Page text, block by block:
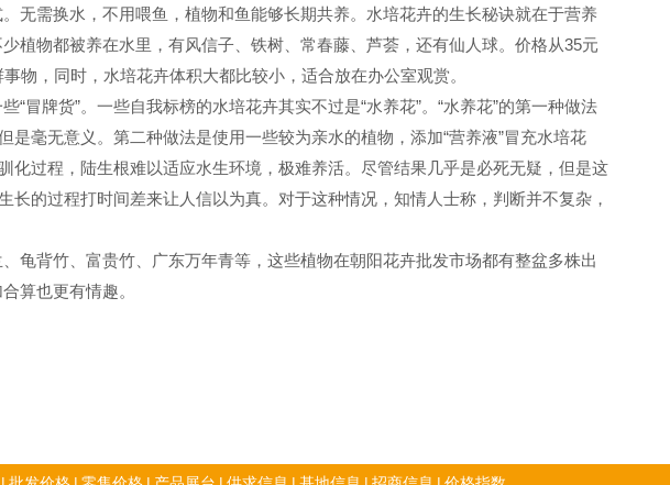
无需换水，不用喂鱼，植物和鱼能够长期共养。水培花卉的生长秘诀就在于营养
植物都被养在水里，有风信子、铁树、常春藤、芦荟，还有仙人球。价格从35元
物，同时，水培花卉体积大都比较小，适合放在办公室观赏。
牌货”。一些自我标榜的水培花卉其实不过是“水养花”。“水养花”的第一种做法
是毫无意义。第二种做法是使用一些较为亲水的植物，添加“营养液”冒充水培花
化过程，陆生根难以适应水生环境，极难养活。尽管结果几乎是必死无疑，但是这
长的过程打时间差来让人信以为真。对于这种情况，知情人士称，判断并不复杂，
背竹、富贵竹、广东万年青等，这些植物在朝阳花卉批发市场都有整盆多株出
算也更有情趣。